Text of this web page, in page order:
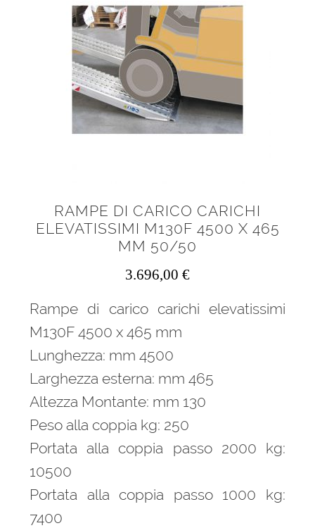
RAMPE DI CARICO CARICHI
ELEVATISSIMI M130F 4500 X 465
MM 50/50
3.696,00 €
Rampe di carico carichi elevatissimi
M130F 4500 x 465 mm
Lunghezza: mm 4500
Larghezza esterna: mm 465
Altezza Montante: mm 130
Peso alla coppia kg: 250
Portata alla coppia passo 2000 kg:
10500
Portata alla coppia passo 1000 kg:
7400